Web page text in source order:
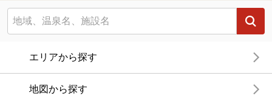
エリアから探す
地図から探す